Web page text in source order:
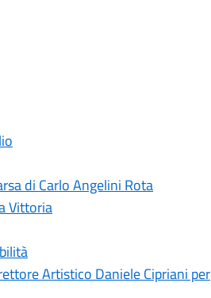
di Carlo Angelini Rota
Vittoria
Artistico Daniele Cipriani per